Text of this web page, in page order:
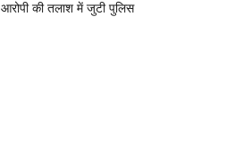
आरोपी की तलाश में जुटी पुलिस